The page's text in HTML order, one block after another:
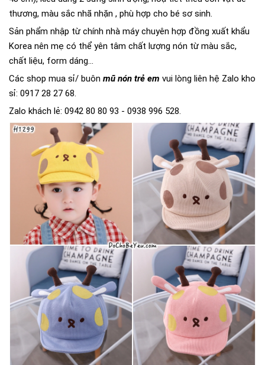
thương, màu sắc nhã nhặn , phù hợp cho bé sơ sinh.
Sản phẩm nhập từ chính nhà máy chuyên hợp đồng xuất khẩu
Korea nên mẹ có thể yên tâm chất lượng nón từ màu sắc,
chất liệu, form dáng...
Các shop mua sỉ/ buôn mũ nón trẻ em vui lòng liên hệ Zalo kho
sỉ: 0917 28 27 68.
Zalo khách lẻ: 0942 80 80 93 - 0938 996 528.